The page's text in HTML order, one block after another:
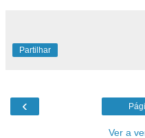
Partilhar
‹
Ver a